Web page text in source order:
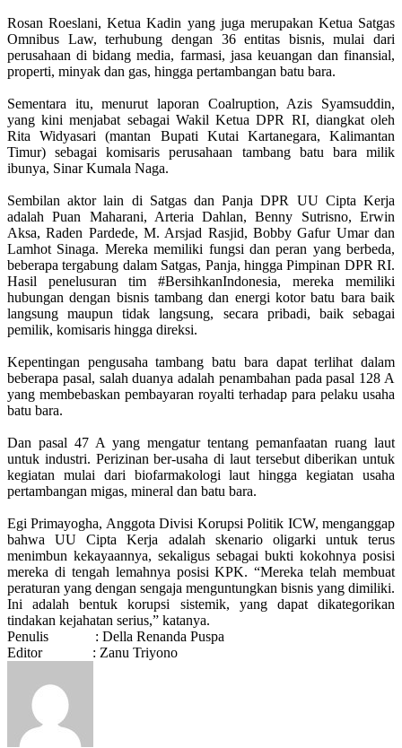
Rosan Roeslani, Ketua Kadin yang juga merupakan Ketua Satgas
Omnibus Law, terhubung dengan 36 entitas bisnis, mulai dari
perusahaan di bidang media, farmasi, jasa keuangan dan finansial,
properti, minyak dan gas, hingga pertambangan batu bara.
Sementara itu, menurut laporan Coalruption, Azis Syamsuddin,
yang kini menjabat sebagai Wakil Ketua DPR RI, diangkat oleh
Rita Widyasari (mantan Bupati Kutai Kartanegara, Kalimantan
Timur) sebagai komisaris perusahaan tambang batu bara milik
ibunya, Sinar Kumala Naga.
Sembilan aktor lain di Satgas dan Panja DPR UU Cipta Kerja
adalah Puan Maharani, Arteria Dahlan, Benny Sutrisno, Erwin
Aksa, Raden Pardede, M. Arsjad Rasjid, Bobby Gafur Umar dan
Lamhot Sinaga. Mereka memiliki fungsi dan peran yang berbeda,
beberapa tergabung dalam Satgas, Panja, hingga Pimpinan DPR RI.
Hasil penelusuran tim #BersihkanIndonesia, mereka memiliki
hubungan dengan bisnis tambang dan energi kotor batu bara baik
langsung maupun tidak langsung, secara pribadi, baik sebagai
pemilik, komisaris hingga direksi.
Kepentingan pengusaha tambang batu bara dapat terlihat dalam
beberapa pasal, salah duanya adalah penambahan pada pasal 128 A
yang membebaskan pembayaran royalti terhadap para pelaku usaha
batu bara.
Dan pasal 47 A yang mengatur tentang pemanfaatan ruang laut
untuk industri. Perizinan ber-usaha di laut tersebut diberikan untuk
kegiatan mulai dari biofarmakologi laut hingga kegiatan usaha
pertambangan migas, mineral dan batu bara.
Egi Primayogha, Anggota Divisi Korupsi Politik ICW, menganggap
bahwa UU Cipta Kerja adalah skenario oligarki untuk terus
menimbun kekayaannya, sekaligus sebagai bukti kokohnya posisi
mereka di tengah lemahnya posisi KPK. “Mereka telah membuat
peraturan yang dengan sengaja menguntungkan bisnis yang dimiliki.
Ini adalah bentuk korupsi sistemik, yang dapat dikategorikan
tindakan kejahatan serius,” katanya.
Penulis : Della Renanda Puspa
Editor : Zanu Triyono